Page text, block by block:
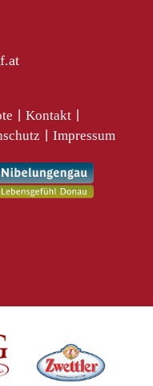
Kontakt
Impressum